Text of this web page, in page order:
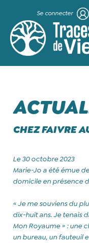
Se connecter
CHEZ FAIVRE
Le 30 octobre 2023
Marie-Jo a été émue
domicile en présence
« Je me souviens du
dix-huit ans. Je tenais
Mon Royaume » : une
un bureau, un fauteuil